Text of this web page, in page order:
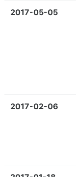
2017-05-05
2017-02-06